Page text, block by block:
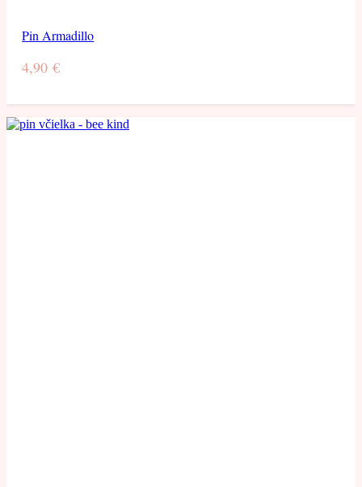
Pin Armadillo
4,90€